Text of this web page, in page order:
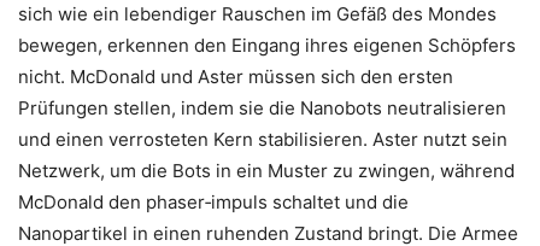
sich wie ein lebendiger Rauschen im Gefäß des Mondes
bewegen, erkennen den Eingang ihres eigenen Schöpfers
nicht. McDonald und Aster müssen sich den ersten
Prüfungen stellen, indem sie die Nanobots neutralisieren
und einen verrosteten Kern stabilisieren. Aster nutzt sein
Netzwerk, um die Bots in ein Muster zu zwingen, während
McDonald den phaser‑impuls schaltet und die
Nanopartikel in einen ruhenden Zustand bringt. Die Armee